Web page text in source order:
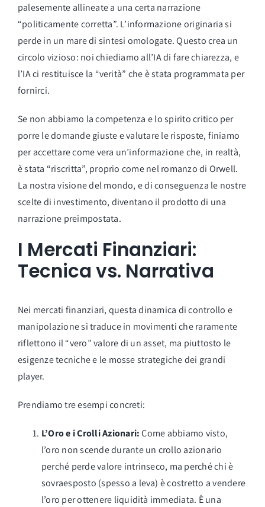
palesemente allineate a una certa narrazione
“politicamente corretta”. L’informazione originaria si
perde in un mare di sintesi omologate. Questo crea un
circolo vizioso: noi chiediamo all’IA di fare chiarezza, e
l’IA ci restituisce la “verità” che è stata programmata per
fornirci.
Se non abbiamo la competenza e lo spirito critico per
porre le domande giuste e valutare le risposte, finiamo
per accettare come vera un’informazione che, in realtà,
è stata “riscritta”, proprio come nel romanzo di Orwell.
La nostra visione del mondo, e di conseguenza le nostre
scelte di investimento, diventano il prodotto di una
narrazione preimpostata.
I Mercati Finanziari:
Tecnica vs. Narrativa
Nei mercati finanziari, questa dinamica di controllo e
manipolazione si traduce in movimenti che raramente
riflettono il “vero” valore di un asset, ma piuttosto le
esigenze tecniche e le mosse strategiche dei grandi
player.
Prendiamo tre esempi concreti:
L’Oro e i Crolli Azionari:Come abbiamo visto,
l’oro non scende durante un crollo azionario
perché perde valore intrinseco, ma perché chi è
sovraesposto (spesso a leva) è costretto a vendere
l’oro per ottenere liquidità immediata. È una